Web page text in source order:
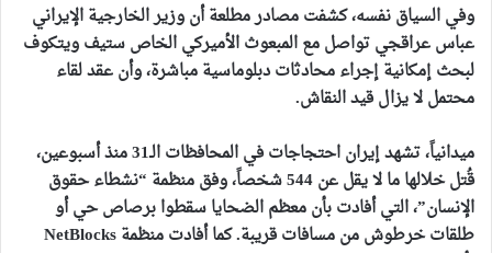
وفي السياق نفسه، كشفت مصادر مطلعة أن وزير الخارجية الإيراني
عباس عراقجي تواصل مع المبعوث الأميركي الخاص ستيف ويتكوف
لبحث إمكانية إجراء محادثات دبلوماسية مباشرة، وأن عقد لقاء
محتمل لا يزال قيد النقاش.
ميدانياً، تشهد إيران احتجاجات في المحافظات الـ31 منذ أسبوعين،
قُتل خلالها ما لا يقل عن 544 شخصاً، وفق منظمة “نشطاء حقوق
الإنسان”، التي أفادت بأن معظم الضحايا سقطوا برصاص حي أو